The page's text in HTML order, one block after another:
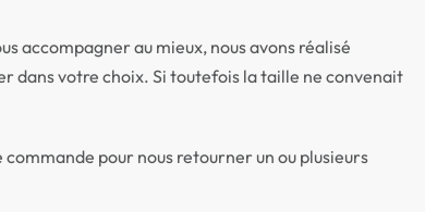
accompagner au mieux, nous avons réalisé
dans votre choix. Si toutefois la taille ne convenait
pour nous retourner un ou plusieurs